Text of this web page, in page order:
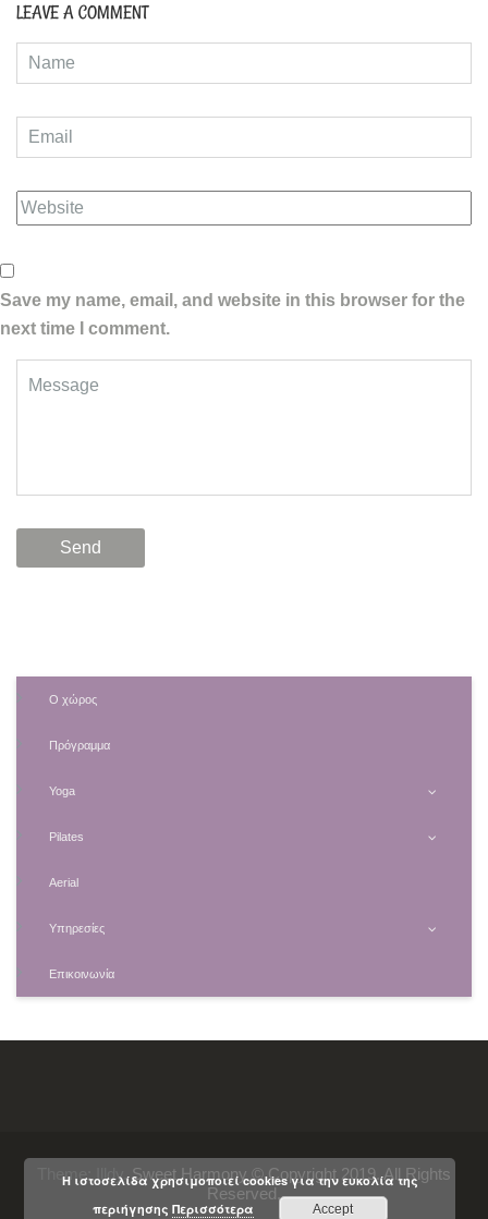
LEAVE A COMMENT
Save my name, email, and website in this browser for the
next time I comment.
Ο χώρος
Πρόγραμμα
Yoga
Pilates
Aerial
Υπηρεσίες
Επικοινωνία
Theme: Illdy . Sweet Harmony © Copyright 2019. All Rights
Reserved.
Η ιστοσελίδα χρησιμοποιεί cookies για την ευκολία της
περιήγησης Περισσότερα Accept